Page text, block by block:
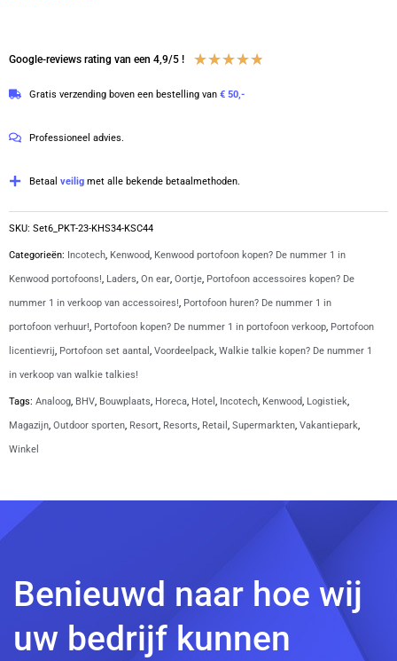
Google-reviews rating van een 4,9/5 ! ★★★★★
Gratis verzending boven een bestelling van € 50,-
Professioneel advies.
Betaal veilig met alle bekende betaalmethoden.
SKU: Set6_PKT-23-KHS34-KSC44
Categorieën: Incotech, Kenwood, Kenwood portofoon kopen? De nummer 1 in
Kenwood portofoons!, Laders, On ear, Oortje, Portofoon accessoires kopen? De
nummer 1 in verkoop van accessoires!, Portofoon huren? De nummer 1 in
portofoon verhuur!, Portofoon kopen? De nummer 1 in portofoon verkoop, Portofoon
licentievrij, Portofoon set aantal , Voordeelpack, Walkie talkie kopen? De nummer 1
in verkoop van walkie talkies!
Tags: Analoog, BHV, Bouwplaats, Horeca, Hotel , Incotech, Kenwood, Logistiek,
Magazijn, Outdoor sporten, Resort, Resorts, Retail , Supermarkten, Vakantiepark,
Winkel
Benieuwd naar hoe wij
uw bedrijf kunnen